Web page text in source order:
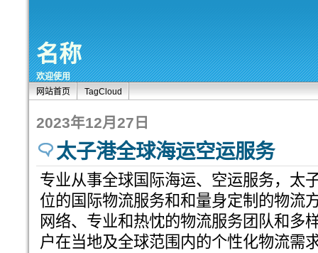
名称
欢迎使用
网站首页
TagCloud
2023年12月27日
太子港全球海运空运服务
专业从事全球国际海运、空运服务，太
位的国际物流服务和和量身定制的物流
网络、专业和热忱的物流服务团队和多
户在当地及全球范围内的个性化物流需